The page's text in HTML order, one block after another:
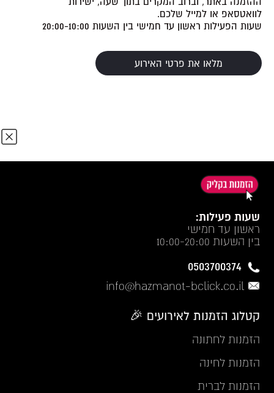
לוואטסאפ או למייל שלכם.
שעות הפעילות ראשון עד חמישי בין השעות 20:00-10:00
מלאו את פרטי האירוע
שעות פעילות:
ראשון עד חמישי
בין השעות 10:00-20:00
0503700374
info@hazmanot-bclick.co.il
קטלוג הזמנות לאירועים 🎉
הזמנות לחתונה
הזמנות לחינה
הזמנות לברית